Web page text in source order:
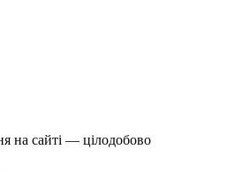
на сайті — цілодобово